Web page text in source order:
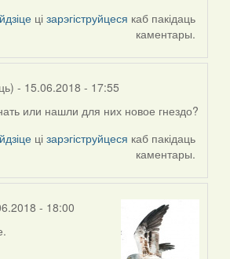
цізарэгіструйцеся каб пакідаць
каментары.
- 15.06.2018 - 17:55
или нашли для них новое гнездо?
цізарэгіструйцеся каб пакідаць
каментары.
- 18:00